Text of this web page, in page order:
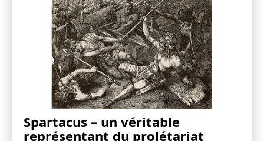
Spartacus – un véritable
représentant du prolétariat